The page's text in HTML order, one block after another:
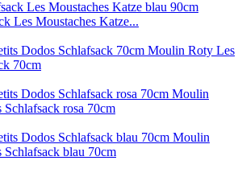
Les Moustaches Katze...
Moulin Roty Les
70cm
Moulin
rosa 70cm
Moulin
blau 70cm